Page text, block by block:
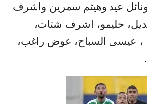
عيد وهيثم سمرين واشرف
حليمو، اشرف شتات،
عيسى السباح، عوض راغب،